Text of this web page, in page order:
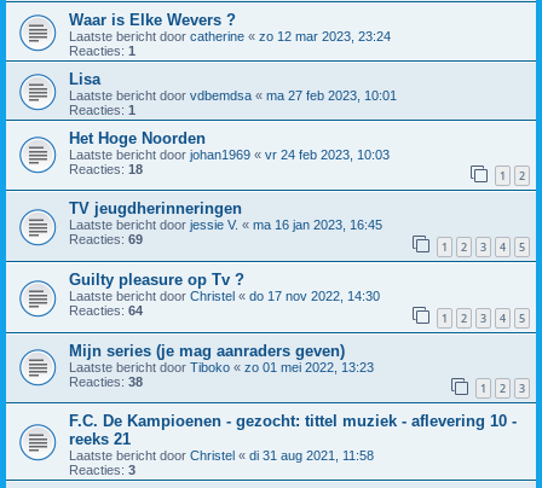
Waar is Elke Wevers ?
Laatste bericht door catherine « zo 12 mar 2023, 23:24
Reacties: 1
Lisa
Laatste bericht door vdbemdsa « ma 27 feb 2023, 10:01
Reacties: 1
Het Hoge Noorden
Laatste bericht door johan1969 « vr 24 feb 2023, 10:03
Reacties: 18 1 2
TV jeugdherinneringen
Laatste bericht door jessie V. « ma 16 jan 2023, 16:45
Reacties: 69 1 2 3 4 5
Guilty pleasure op Tv ?
Laatste bericht door Christel « do 17 nov 2022, 14:30
Reacties: 64 1 2 3 4 5
Mijn series (je mag aanraders geven)
Laatste bericht door Tiboko « zo 01 mei 2022, 13:23
Reacties: 38 1 2 3
F.C. De Kampioenen - gezocht: tittel muziek - aflevering 10 -
reeks 21
Laatste bericht door Christel « di 31 aug 2021, 11:58
Reacties: 3